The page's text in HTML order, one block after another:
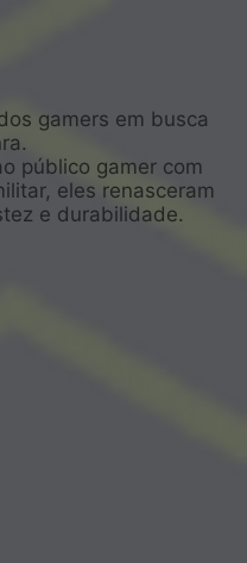
gamers em busca
público gamer com
eles renasceram
e durabilidade.